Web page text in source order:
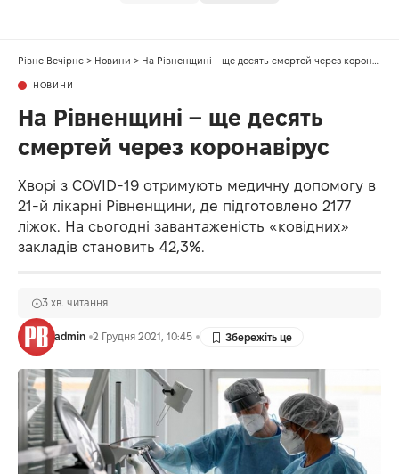
Рівне Вечірнє > Новини > На Рівненщині – ще десять смертей через коронавірус
НОВИНИ
На Рівненщині – ще десять
смертей через коронавірус
Хворі з COVID-19 отримують медичну допомогу в
21-й лікарні Рівненщини, де підготовлено 2177
ліжок. На сьогодні завантаженість «ковідних»
закладів становить 42,3%.
admin 2 Грудня 2021, 10:45
3 хв. читання